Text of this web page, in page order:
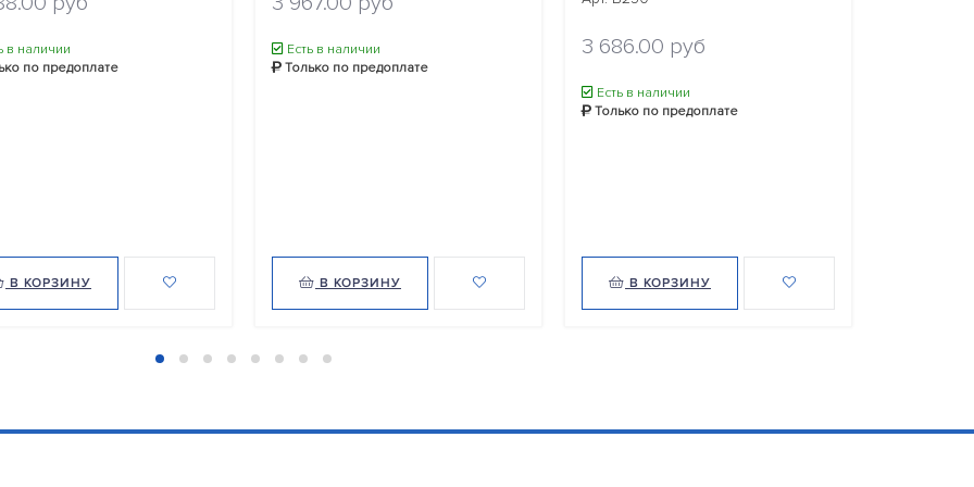
в наличии
по предоплате
В КОРЗИНУ
Есть в наличии
Только по предоплате
В КОРЗИНУ
3 686.00 руб
Есть в наличии
Только по предоплате
В КОРЗИНУ